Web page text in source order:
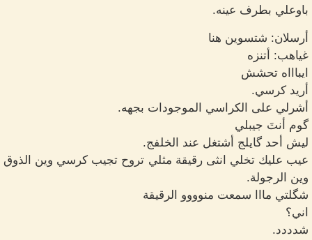
باوعلي بطرف عينه.
أرسلان: شتسوين هنا
غياهب: أتنزه
ايباااه تحشش
أريد كرسي.
أشرلي على الكراسي الموجودات بجهه.
گوم أنتَ جيبلي
ليش أحد گايلج أشتغل عند الخلفج.
عيب عليك تخلي انثى رقيقة مثلي تروح تجيب كرسي وين الذوق
وين الرجولة.
شگلتي مااا سمعت منوووو الرقيقة
اني؟
شدددد.